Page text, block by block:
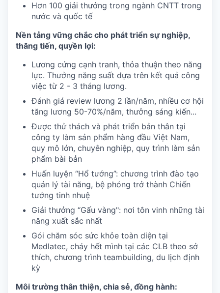
Hơn 100 giải thưởng trong ngành CNTT trong
nước và quốc tế
Nền tảng vững chắc cho phát triển sự nghiệp,
thăng tiến, quyền lợi:
Lương cứng cạnh tranh, thỏa thuận theo năng
lực. Thưởng năng suất dựa trên kết quả công
việc từ 2 - 3 tháng lương.
Đánh giá review lương 2 lần/năm, nhiều cơ hội
tăng lương 50-70%/năm, thưởng sáng kiến...
Được thử thách và phát triển bản thân tại
công ty làm sản phẩm hàng đầu Việt Nam,
quy mô lớn, chuyên nghiệp, quy trình làm sản
phẩm bài bản
Huấn luyện “Hổ tướng”: chương trình đào tạo
quản lý tài năng, bệ phóng trở thành Chiến
tướng tinh nhuệ
Giải thưởng “Gấu vàng": nơi tôn vinh những tài
năng xuất sắc nhất
Gói chăm sóc sức khỏe toàn diện tại
Medlatec, cháy hết mình tại các CLB theo sở
thích, chương trình teambuilding, du lịch định
kỳ
Môi trường thân thiện, chia sẻ, đồng hành: